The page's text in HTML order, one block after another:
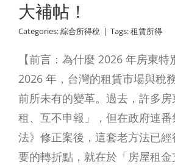
大補帖！
Categories:綜合所得稅 | Tags:租賃所得
【前言：為什麼 2026 年房東特
2026 年，台灣的租賃市場與稅
前所未有的變革。過去，許多
租、互不申報」，但在政府連
法》修正案後，這套老方法已
要的轉折點，就在於「房屋租